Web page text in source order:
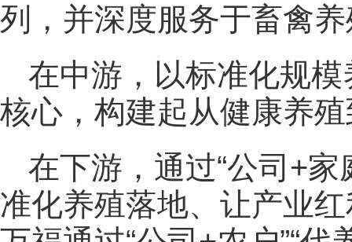
列，并深度服务于畜禽
在中游，以标准化规
核心，构建起从健康养
在下游，通过“公司+
准化养殖落地、让产业